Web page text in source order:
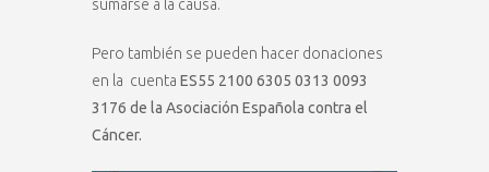
sumarse a la causa.
Pero también se pueden hacer donaciones
en la cuenta ES55 2100 6305 0313 0093
3176 de la Asociación Española contra el
Cáncer.